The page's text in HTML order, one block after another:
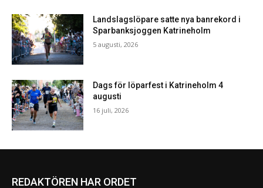
Landslagslöpare satte nya banrekord i
Sparbanksjoggen Katrineholm
5 augusti, 2026
Dags för löparfest i Katrineholm 4
augusti
16 juli, 2026
REDAKTÖREN HAR ORDET